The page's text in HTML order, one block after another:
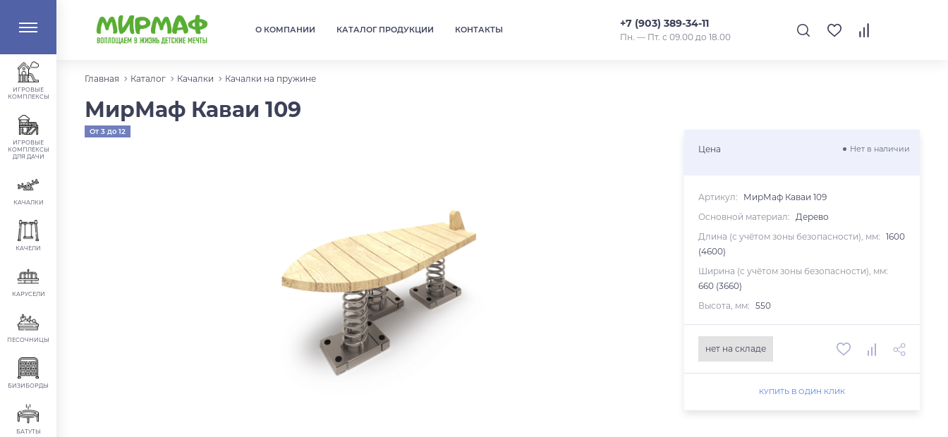
О КОМПАНИИ КАТАЛОГ ПРОДУКЦИИ КОНТАКТЫ +7 (903) 389-34-11
Пн. — Пт. с 09.00 до 18.00
ИГРОВЫЕ
КОМПЛЕКСЫ
ИГРОВЫЕ
КОМПЛЕКСЫ
ДЛЯ ДАЧИ
КАЧАЛКИ
КАЧЕЛИ
КАРУСЕЛИ
ПЕСОЧНИЦЫ
БИЗИБОРДЫ
БАТУТЫ
Главная Каталог Качалки Качалки на пружине
МирМаф Каваи 109
От 3 до 12
Цена Нет в наличии
Артикул:
МирМаф Каваи 109
Основной материал:
Дерево
Длина (с учётом зоны безопасности), мм: 1600
(4600)
Ширина (с учётом зоны безопасности), мм:
660 (3660)
Высота, мм: 550
нет на складе
КУПИТЬ В ОДИН КЛИК